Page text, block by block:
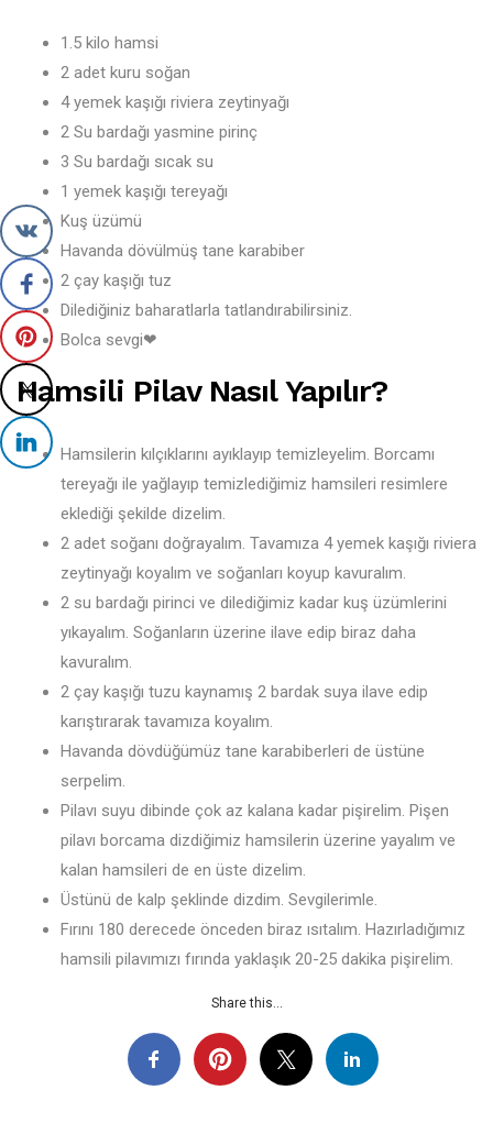
1.5 kilo hamsi
2 adet kuru soğan
4 yemek kaşığı riviera zeytinyağı
2 Su bardağı yasmine pirinç
3 Su bardağı sıcak su
1 yemek kaşığı tereyağı
Kuş üzümü
Havanda dövülmüş tane karabiber
2 çay kaşığı tuz
Dilediğiniz baharatlarla tatlandırabilirsiniz.
Bolca sevgi❤
Hamsili Pilav Nasıl Yapılır?
Hamsilerin kılçıklarını ayıklayıp temizleyelim. Borcamı
tereyağı ile yağlayıp temizlediğimiz hamsileri resimlere
eklediği şekilde dizelim.
2 adet soğanı doğrayalım. Tavamıza 4 yemek kaşığı riviera
zeytinyağı koyalım ve soğanları koyup kavuralım.
2 su bardağı pirinci ve dilediğimiz kadar kuş üzümlerini
yıkayalım. Soğanların üzerine ilave edip biraz daha
kavuralım.
2 çay kaşığı tuzu kaynamış 2 bardak suya ilave edip
karıştırarak tavamıza koyalım.
Havanda dövdüğümüz tane karabiberleri de üstüne
serpelim.
Pilavı suyu dibinde çok az kalana kadar pişirelim. Pişen
pilavı borcama dizdiğimiz hamsilerin üzerine yayalım ve
kalan hamsileri de en üste dizelim.
Üstünü de kalp şeklinde dizdim. Sevgilerimle.
Fırını 180 derecede önceden biraz ısıtalım. Hazırladığımız
hamsili pilavımızı fırında yaklaşık 20-25 dakika pişirelim.
Share this...